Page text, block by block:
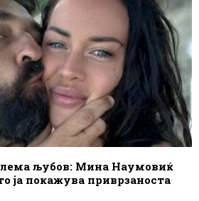
љубов: Мина Наумовиќ
ја покажува приврзаноста